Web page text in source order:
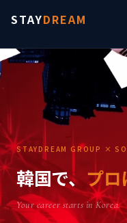
STAYDREAM
STAYDREAM GROUP ×
韓国で、プロ
Your career starts in Korea.